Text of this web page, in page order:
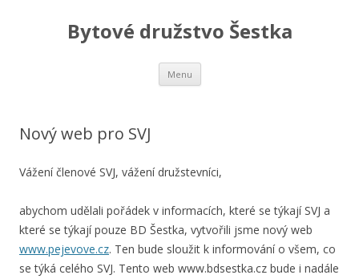
Bytové družstvo Šestka
Menu Skip
content
Nový web pro SVJ
Vážení členové SVJ, vážení družstevníci,
abychom udělali pořádek v informacích, které se týkají SVJ a
které se týkají pouze BD Šestka, vytvořili jsme nový web
www.pejevove.cz. Ten bude sloužit k informování o všem, co
se týká celého SVJ. Tento web www.bdsestka.cz bude i nadále